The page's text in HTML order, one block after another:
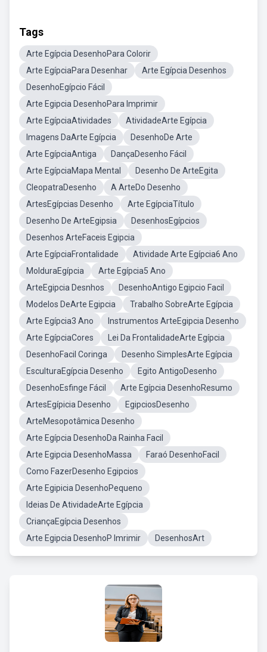
Tags
Arte Egípcia DesenhoPara Colorir
Arte EgípciaPara Desenhar
Arte Egípcia Desenhos
DesenhoEgípcio Fácil
Arte Egipcia DesenhoPara Imprimir
Arte EgípciaAtividades
AtividadeArte Egípcia
Imagens DaArte Egípcia
DesenhoDe Arte
Arte EgípciaAntiga
DançaDesenho Fácil
Arte EgípciaMapa Mental
Desenho De ArteEgita
CleopatraDesenho
A ArteDo Desenho
ArtesEgípcias Desenho
Arte EgípciaTítulo
Desenho De ArteEgipsia
DesenhosEgípcios
Desenhos ArteFaceis Egipcia
Arte EgípciaFrontalidade
Atividade Arte Egípcia6 Ano
MolduraEgípcia
Arte Egípcia5 Ano
ArteEgipcia Desnhos
DesenhoAntigo Egipcio Facil
Modelos DeArte Egipcia
Trabalho SobreArte Egípcia
Arte Egípcia3 Ano
Instrumentos ArteEgipcia Desenho
Arte EgípciaCores
Lei Da FrontalidadeArte Egípcia
DesenhoFacil Coringa
Desenho SimplesArte Egípcia
EsculturaEgípcia Desenho
Egito AntigoDesenho
DesenhoEsfinge Fácil
Arte Egípcia DesenhoResumo
ArtesEgípicia Desenho
EgipciosDesenho
ArteMesopotâmica Desenho
Arte Egípcia DesenhoDa Rainha Facil
Arte Egipcia DesenhoMassa
Faraó DesenhoFacil
Como FazerDesenho Egipcios
Arte Egipicia DesenhoPequeno
Ideias De AtividadeArte Egípcia
CriançaEgípcia Desenhos
Arte Egipcia DesenhoP Imrimir
DesenhosArt